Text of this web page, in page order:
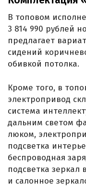
В топовом
3 814 990 рублей
предлагает
сидений
обивкой потолка.
Кроме того, в
электропривод
система
дальним светом
люком,
подсветка
беспроводная
подсветка зеркал
и салонное